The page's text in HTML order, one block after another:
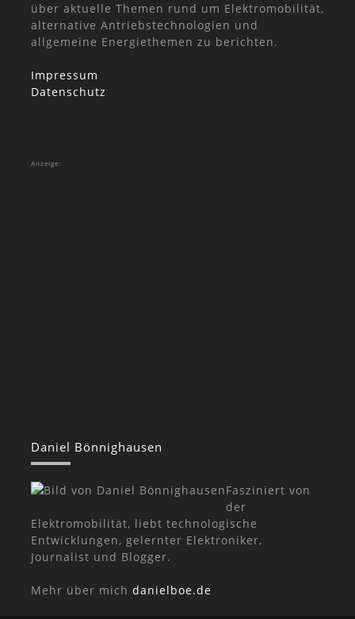
über aktuelle Themen rund um Elektromobilität,
alternative Antriebstechnologien und
allgemeine Energiethemen zu berichten.
Impressum
Datenschutz
Anzeige:
Daniel Bönnighausen
Fasziniert von
der
Elektromobilität, liebt technologische
Entwicklungen, gelernter Elektroniker,
Journalist und Blogger.
Mehr über mich danielboe.de